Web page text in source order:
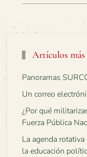
Artículos más
Panoramas
Un correo
¿Por qué
Fuerza Pública
La agenda
la educación